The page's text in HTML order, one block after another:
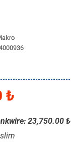
₺
23,750.00 ₺